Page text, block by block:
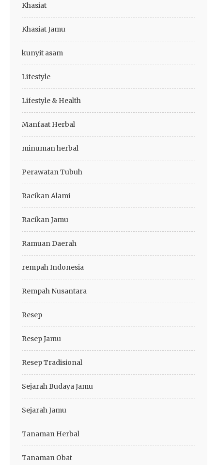
Khasiat
Khasiat Jamu
kunyit asam
Lifestyle
Lifestyle & Health
Manfaat Herbal
minuman herbal
Perawatan Tubuh
Racikan Alami
Racikan Jamu
Ramuan Daerah
rempah Indonesia
Rempah Nusantara
Resep
Resep Jamu
Resep Tradisional
Sejarah Budaya Jamu
Sejarah Jamu
Tanaman Herbal
Tanaman Obat